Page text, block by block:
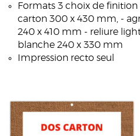
Formats 3 choix de finition
carton 300 x 430 mm, -
240 x 410 mm - reliure
blanche 240 x 330 mm
Impression recto seul